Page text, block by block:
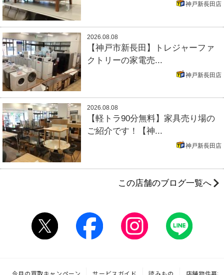
神戸新長田店
2026.08.08
【神戸市新長田】トレジャーファ
クトリーの家電売...
神戸新長田店
2026.08.08
【軽トラ90分無料】家具売り場の
ご紹介です！【神...
神戸新長田店
この店舗のブログ一覧へ
今月の買取キャンペーン サービスガイド 読みもの 店舗物件募集